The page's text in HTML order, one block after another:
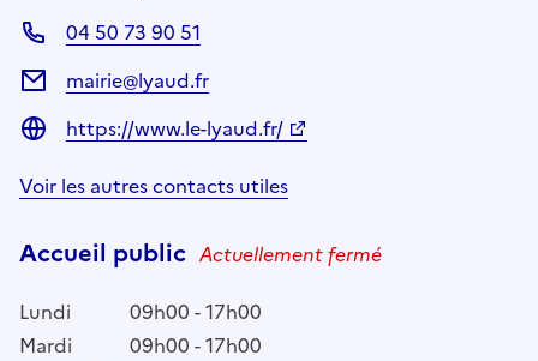
04 50 73 90 51
mairie@lyaud.fr
https://www.le-lyaud.fr/
Voir les autres contacts utiles
Accueil public Actuellement fermé
Lundi
09h00 - 17h00
Mardi
09h00 - 17h00